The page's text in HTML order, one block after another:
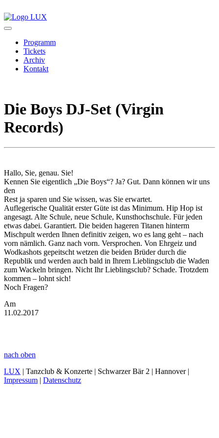
Programm
Tickets
Archiv
Kontakt
Die Boys DJ-Set (Virgin
Records)
Hallo, Sie, genau. Sie!
Kennen Sie eigentlich „Die Boys“? Ja? Gut. Dann können wir uns
den
Rest ja sparen und Sie wissen, was Sie erwartet.
Auflegerische Qualität erster Güte ist das Minimum. Hip Hop ist
angesagt. Alte Schule, neue Schule, Kunsthochschule. Für jeden
etwas dabei. Garantiert. Die beiden hageren Titanen hinterm
Mischpult werden Ihnen definitiv zeigen, wo es lang geht – nach
vorn nämlich. Ganz nach vorn. Versprochen. Von Ehrgeiz und
Wodkashots gepeitscht wetzen die beiden Brüder durch die
Republik und werden auch bald in Ihrem Lieblingsclub die Waden
zum Wackeln bringen. Nicht Ihr Lieblingsclub? Schade. Trotzdem
kommen – lohnt sich!
Noch Fragen?
Am
11.02.2017
nach oben
LUX | Tanzclub & Konzerte | Schwarzer Bär 2 | Hannover |
Impressum | Datenschutz